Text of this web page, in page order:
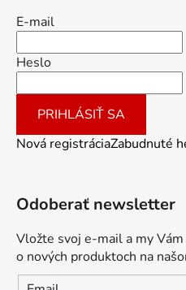
E-mail
Heslo
PRIHLÁSIŤ SA
Nová registráciaZabudnuté
Odoberať newsletter
Vložte svoj e-mail a my
o nových produktoch na